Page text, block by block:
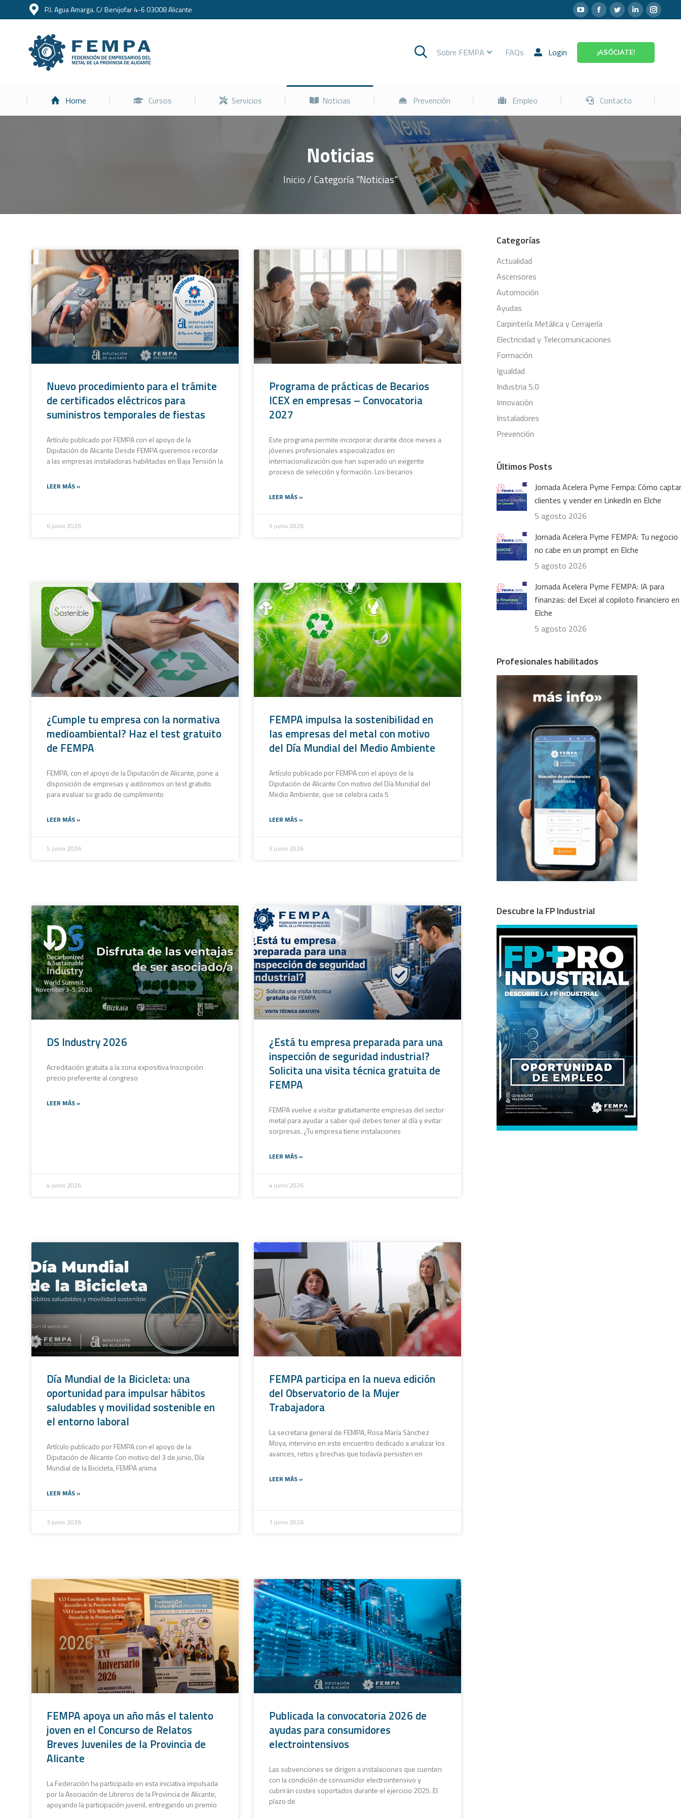
P.I. Agua Amarga. C/ Benijofar 4-6 03008 Alicante
Sobre FEMPA FAQs Login ¡ASÓCIATE!
Home Cursos Servicios Noticias Prevención Empleo Contacto
Noticias
Inicio Categoría "Noticias"
Nuevo procedimiento para el trámite
de certificados eléctricos para
suministros temporales de fiestas
Artículo publicado por FEMPA con el apoyo de la
Diputación de Alicante​ Desde FEMPA queremos recordar
a las empresas instaladoras habilitadas en Baja Tensión la
LEER MÁS »
6 junio 2026
Programa de prácticas de Becarios
ICEX en empresas – Convocatoria
2027
Este programa permite incorporar durante doce meses a
jóvenes profesionales especializados en
internacionalización que han superado un exigente
proceso de selección y formación. Los becarios
LEER MÁS »
5 junio 2026
¿Cumple tu empresa con la normativa
medioambiental? Haz el test gratuito
de FEMPA
FEMPA, con el apoyo de la Diputación de Alicante, pone a
disposición de empresas y autónomos un test gratuito
para evaluar su grado de cumplimiento
LEER MÁS »
5 junio 2026
FEMPA impulsa la sostenibilidad en
las empresas del metal con motivo
del Día Mundial del Medio Ambiente
Artículo publicado por FEMPA con el apoyo de la
Diputación de Alicante​ Con motivo del Día Mundial del
Medio Ambiente, que se celebra cada 5
LEER MÁS »
5 junio 2026
DS Industry 2026
Acreditación gratuita a la zona expositiva Inscripción
precio preferente al congreso
LEER MÁS »
4 junio 2026
¿Está tu empresa preparada para una
inspección de seguridad industrial?
Solicita una visita técnica gratuita de
FEMPA
FEMPA vuelve a visitar gratuitamente empresas del sector
metal para ayudar a saber qué debes tener al día y evitar
sorpresas. ¿Tu empresa tiene instalaciones
LEER MÁS »
4 junio 2026
Día Mundial de la Bicicleta: una
oportunidad para impulsar hábitos
saludables y movilidad sostenible en
el entorno laboral
Artículo publicado por FEMPA con el apoyo de la
Diputación de Alicante​ Con motivo del 3 de junio, Día
Mundial de la Bicicleta, FEMPA anima
LEER MÁS »
3 junio 2026
FEMPA participa en la nueva edición
del Observatorio de la Mujer
Trabajadora
La secretaria general de FEMPA, Rosa María Sánchez
Moya, intervino en este encuentro dedicado a analizar los
avances, retos y brechas que todavía persisten en
LEER MÁS »
1 junio 2026
FEMPA apoya un año más el talento
joven en el Concurso de Relatos
Breves Juveniles de la Provincia de
Alicante
La Federación ha participado en esta iniciativa impulsada
por la Asociación de Libreros de la Provincia de Alicante,
apoyando la participación juvenil, entregando un premio
Publicada la convocatoria 2026 de
ayudas para consumidores
electrointensivos
Las subvenciones se dirigen a instalaciones que cuenten
con la condición de consumidor electrointensivo y
cubrirán costes soportados durante el ejercicio 2025. El
plazo de
Categorías
Actualidad
Ascensores
Automoción
Ayudas
Carpintería Metálica y Cerrajería
Electricidad y Telecomunicaciones
Formación
Igualdad
Industria 5.0
Innovación
Instaladores
Prevención
Últimos Posts
Jornada Acelera Pyme Fempa: Cómo captar
clientes y vender en LinkedIn en Elche
5 agosto 2026
Jornada Acelera Pyme FEMPA: Tu negocio
no cabe en un prompt en Elche
5 agosto 2026
Jornada Acelera Pyme FEMPA: IA para
finanzas: del Excel al copiloto financiero en
Elche
5 agosto 2026
Profesionales habilitados
Descubre la FP Industrial
Home Cursos Servicios Noticias Prevención Empleo Contacto